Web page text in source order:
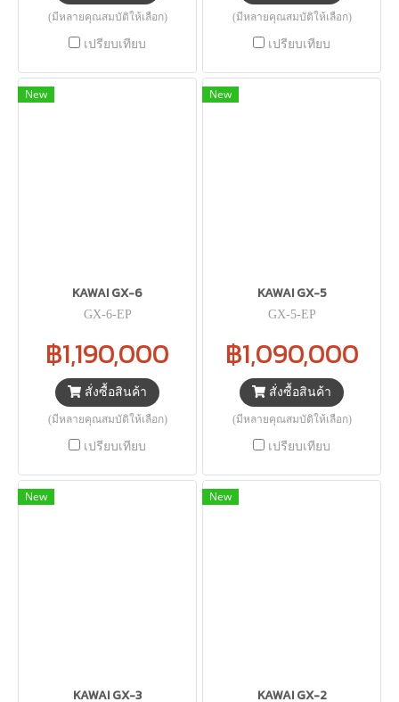
(มีหลายคุณสมบัติให้เลือก)
เปรียบเทียบ
(มีหลายคุณสมบัติให้เลือก)
เปรียบเทียบ
New
KAWAI GX-6
GX-6-EP
฿1,190,000
สั่งซื้อสินค้า
(มีหลายคุณสมบัติให้เลือก)
เปรียบเทียบ
New
KAWAI GX-5
GX-5-EP
฿1,090,000
สั่งซื้อสินค้า
(มีหลายคุณสมบัติให้เลือก)
เปรียบเทียบ
New
KAWAI GX-3
New
KAWAI GX-2